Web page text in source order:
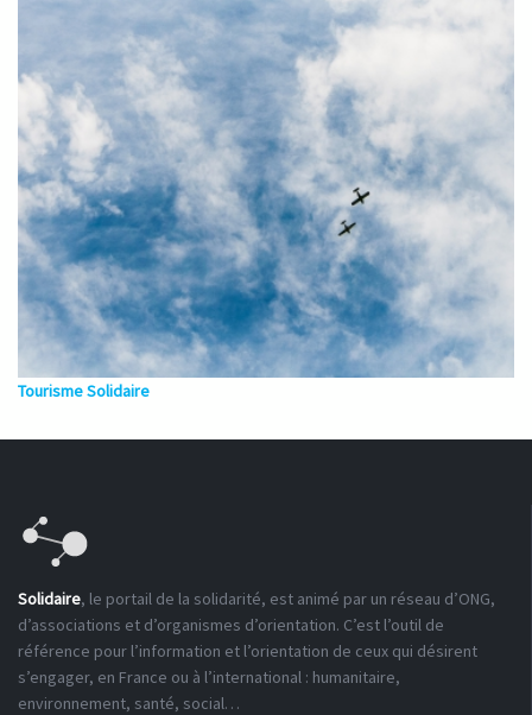
Tourisme Solidaire
Solidaire, le portail de la solidarité, est animé par un réseau d’ONG,
d’associations et d’organismes d’orientation. C’est l’outil de
référence pour l’information et l’orientation de ceux qui désirent
s’engager, en France ou à l’international : humanitaire,
environnement, santé, social…